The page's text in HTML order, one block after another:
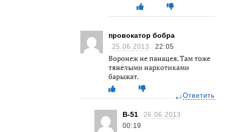
провокатор бобра
25.06.2013 22:05
Воронеж не панацея. Там тоже
тяжёлыми наркотиками
барыжат.
Ответить
В-51
26.06.2013
00:19